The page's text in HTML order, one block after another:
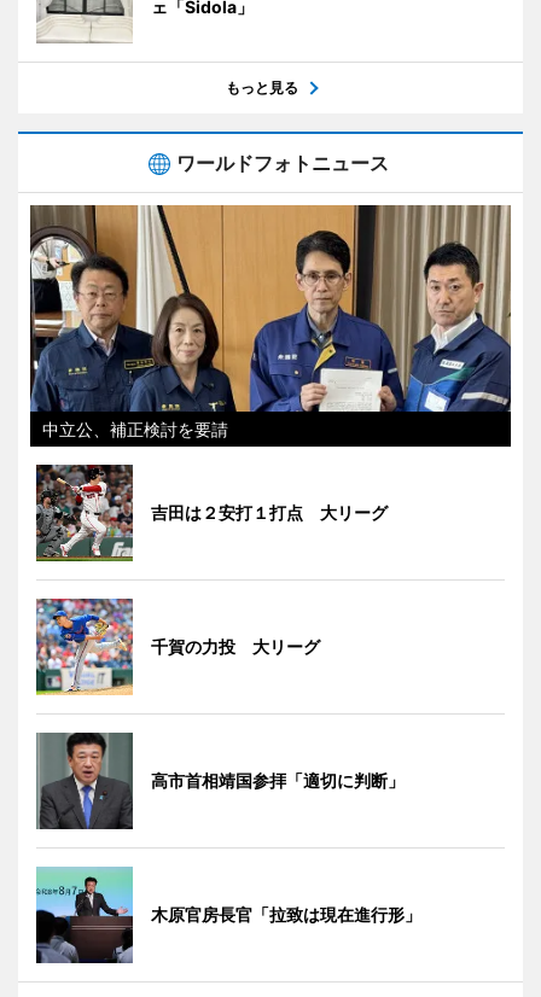
ェ「Sidola」
もっと見る
ワールドフォトニュース
中立公、補正検討を要請
吉田は２安打１打点 大リーグ
千賀の力投 大リーグ
高市首相靖国参拝「適切に判断」
木原官房長官「拉致は現在進行形」